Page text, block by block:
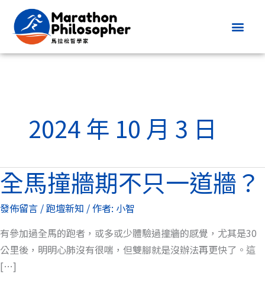
要
2024 年 10 月 3 日
全馬撞牆期不只一道牆？
發佈留言 /跑壇新知 / 作者: 小智
有參加過全馬的跑者，或多或少體驗過撞牆的感覺，尤其是30
公里後，明明心肺沒有很喘，但雙腳就是沒辦法再更快了。這
[…]
全
馬
撞
期
不
只